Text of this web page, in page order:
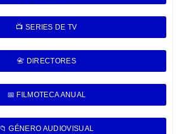
📺 SERIES DE TV
📇 DIRECTORES
📅 FILMOTECA ANUAL
📁 GÉNERO AUDIOVISUAL